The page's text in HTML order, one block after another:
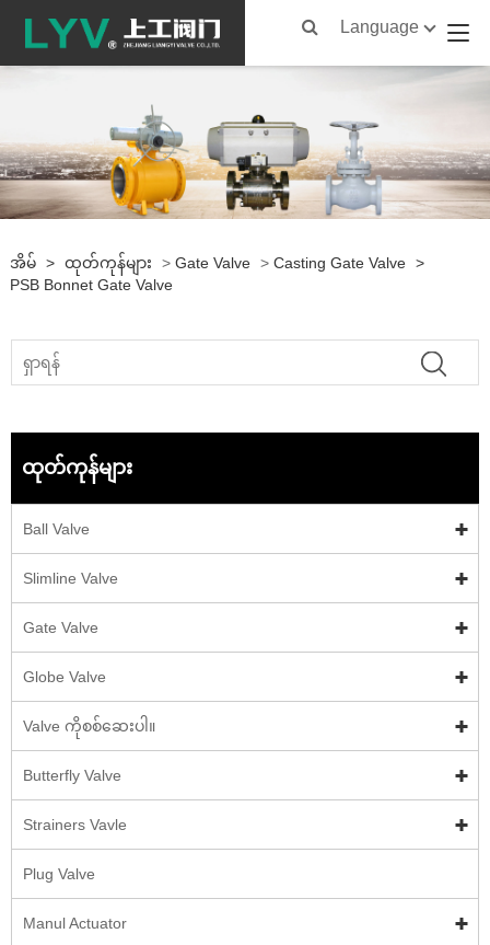
Language
အိမ် > ထုတ်ကုန်များ > Gate Valve > Casting Gate Valve >
PSB Bonnet Gate Valve
ထုတ်ကုန်များ
Ball Valve
Slimline Valve
Gate Valve
Globe Valve
Valve ကိုစစ်ဆေးပါ။
Butterfly Valve
Strainers Vavle
Plug Valve
Manul Actuator